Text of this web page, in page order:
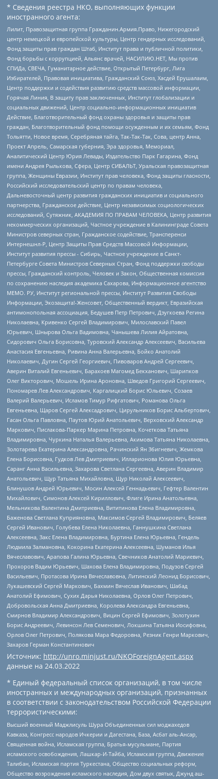
* Сведения реестра НКО, выполняющих функции
иностранного агента:
Лилит, Правозащитная группа Гражданин.Армия.Право, Нижегородский
центр немецкой и европейской культуры, Центр гендерных исследований,
Фонд защиты прав граждан Штаб, Институт права и публичной политики,
Фонд борьбы с коррупцией, Альянс врачей, НАСИЛИЮ.НЕТ, Мы против
СПИДа, СВЕЧА, Гуманитарное действие, Открытый Петербург, Лига
Избирателей, Правовая инициатива, Гражданский Союз, Хасдей Ерушалаим,
Центр поддержки и содействия развитию средств массовой информации,
Горячая Линия, В защиту прав заключенных, Институт глобализации и
социальных движений, Центр социально-информационных инициатив
Действие, Благотворительный фонд охраны здоровья и защиты прав
граждан, Благотворительный фонд помощи осужденным и их семьям, Фонд
Тольятти, Новое время, Серебряная тайга, Так-Так-Так, Сова, центр Анна,
Проект Апрель, Самарская губерния, Эра здоровья, Мемориал,
Аналитический Центр Юрия Левады, Издательство Парк Гагарина, Фонд
имени Андрея Рылькова, Сфера, Центр СИБАЛЬТ, Уральская правозащитная
группа, Женщины Евразии, Институт прав человека, Фонд защиты гласности,
Российский исследовательский центр по правам человека,
Дальневосточный центр развития гражданских инициатив и социального
партнерства, Гражданское действие, Центр независимых социологических
исследований, Сутяжник, АКАДЕМИЯ ПО ПРАВАМ ЧЕЛОВЕКА, Центр развития
некоммерческих организаций, Частное учреждение в Калининграде Совета
Министров северных стран, Гражданское содействие, Трансперенси
Интернешнл-Р, Центр Защиты Прав Средств Массовой Информации,
Институт развития прессы - Сибирь, Частное учреждение в Санкт-
Петербурге Совета Министров Северных Стран, Фонд поддержки свободы
прессы, Гражданский контроль, Человек и Закон, Общественная комиссия
по сохранению наследия академика Сахарова, Информационное агентство
МЕМО. РУ, Институт региональной прессы, Институт Развития Свободы
Информации, Экозащита!-Женсовет, Общественный вердикт, Евразийская
антимонопольная ассоциация, Бедушев Петр Петрович, Дзугкоева Регина
Николаевна, Кривенко Сергей Владимирович, Милославский Павел
Юрьевич, Шнырова Ольга Вадимовна, Чанышева Лилия Айратовна,
Сидорович Ольга Борисовна, Туровский Александр Алексеевич, Васильева
Анастасия Евгеньевна, Ривина Анна Валерьевна, Бойко Анатолий
Николаевич, Дугин Сергей Георгиевич, Пивоваров Андрей Сергеевич,
Аверин Виталий Евгеньевич, Барахоев Магомед Бекханович, Шарипков
Олег Викторович, Мошель Ирина Ароновна, Шведов Григорий Сергеевич,
Пономарев Лев Александрович, Каргалицкий Борис Юльевич, Созаев
Валерий Валерьевич, Исламов Тимур Рифгатович, Романова Ольга
Евгеньевна, Щаров Сергей Алексадрович, Цирульников Борис Альбертович,
Гасан Ольга Павловна, Паутов Юрий Анатольевич, Верховский Александр
Маркович, Пислакова-Паркер Марина Петровна, Кочеткова Татьяна
Владимировна, Чуркина Наталья Валерьевна, Акимова Татьяна Николаевна,
Золотарева Екатерина Александровна, Рачинский Ян Збигневич, Жемкова
Елена Борисовна, Гудков Лев Дмитриевич, Илларионова Юлия Юрьевна,
Саранг Анна Васильевна, Захарова Светлана Сергеевна, Аверин Владимир
Анатольевич, Щур Татьяна Михайловна, Щур Николай Алексеевич,
Блинушов Андрей Юрьевич, Мосин Алексей Геннадьевич, Гефтер Валентин
Михайлович, Симонов Алексей Кириллович, Флиге Ирина Анатольевна,
Мельникова Валентина Дмитриевна, Вититинова Елена Владимировна,
Баженова Светлана Куприяновна, Максимов Сергей Владимирович, Беляев
Сергей Иванович, Голубева Елена Николаевна, Ганнушкина Светлана
Алексеевна, Закс Елена Владимировна, Буртина Елена Юрьевна, Гендель
Людмила Залмановна, Кокорина Екатерина Алексеевна, Шуманов Илья
Вячеславович, Арапова Галина Юрьевна, Свечников Анатолий Мариевич,
Прохоров Вадим Юрьевич, Шахова Елена Владимировна, Подузов Сергей
Васильевич, Протасова Ирина Вячеславовна, Литинский Леонид Борисович,
Лукашевский Сергей Маркович, Бахмин Вячеслав Иванович, Шабад
Анатолий Ефимович, Сухих Дарья Николаевна, Орлов Олег Петрович,
Добровольская Анна Дмитриевна, Королева Александра Евгеньевна,
Смирнов Владимир Александрович, Вицин Сергей Ефимович, Золотухин
Борис Андреевич, Левинсон Лев Семенович, Локшина Татьяна Иосифовна,
Орлов Олег Петрович, Полякова Мара Федоровна, Резник Генри Маркович,
Захаров Герман Константинович
Источник: http://unro.minjust.ru/NKOForeignAgent.aspx
данные на 24.03.2022
* Единый федеральный список организаций, в том числе
иностранных и международных организаций, признанных
в соответствии с законодательством Российской Федерации
террористическими:
Высший военный Маджлисуль Шура Объединенных сил моджахедов
Кавказа, Конгресс народов Ичкерии и Дагестана, База, Асбат аль-Ансар,
Священная война, Исламская группа, Братья-мусульмане, Партия
исламского освобождения, Лашкар-И-Тайба, Исламская группа, Движение
Талибан, Исламская партия Туркестана, Общество социальных реформ,
Общество возрождения исламского наследия, Дом двух святых, Джунд аш-